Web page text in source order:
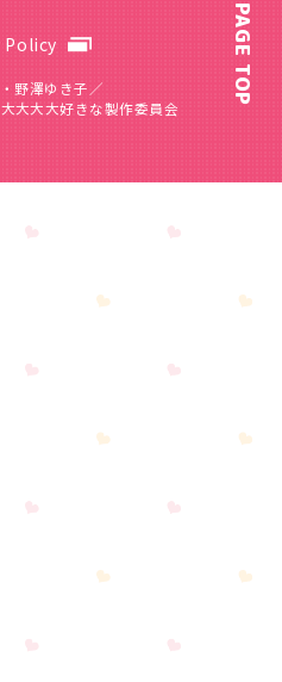
Policy
野澤ゆき子／
大大大好きな製作委員会
PAGE TOP